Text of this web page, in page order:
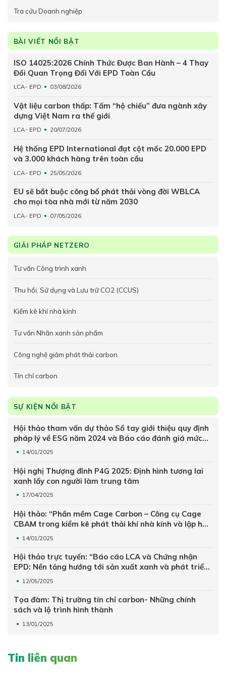
Tra cứu Doanh nghiệp
BÀI VIẾT NỔI BẬT
ISO 14025:2026 Chính Thức Được Ban Hành – 4 Thay
Đổi Quan Trọng Đối Với EPD Toàn Cầu
LCA- EPD 03/08/2026
Vật liệu carbon thấp: Tấm “hộ chiếu” đưa ngành xây
dựng Việt Nam ra thế giới
LCA- EPD 20/07/2026
Hệ thống EPD International đạt cột mốc 20.000 EPD
và 3.000 khách hàng trên toàn cầu
LCA- EPD 25/05/2026
EU sẽ bắt buộc công bố phát thải vòng đời WBLCA
cho mọi tòa nhà mới từ năm 2030
LCA- EPD 07/05/2026
GIẢI PHÁP NETZERO
Tư vấn Công trình xanh
Thu hồi, Sử dụng và Lưu trữ CO2 (CCUS)
Kiểm kê khí nhà kính
Tư vấn Nhãn xanh sản phẩm
Công nghệ giảm phát thải carbon
Tín chỉ carbon
SỰ KIỆN NỔI BẬT
Hội thảo tham vấn dự thảo Sổ tay giới thiệu quy định
pháp lý về ESG năm 2024 và Báo cáo đánh giá mức
độ thực hành ESG trong doanh nghiệp
14/01/2025
Hội nghị Thượng đỉnh P4G 2025: Định hình tương lai
xanh lấy con người làm trung tâm
17/04/2025
Hội thảo: “Phần mềm Cage Carbon – Công cụ Cage
CBAM trong kiểm kê phát thải khí nhà kính và lập hồ
sơ CBAM – Thuế carbon Châu Âu”
14/01/2025
Hội thảo trực tuyến: “Báo cáo LCA và Chứng nhận
EPD: Nền tảng hướng tới sản xuất xanh và phát triển
bền vững”
12/05/2025
Tọa đàm: Thị trường tín chỉ carbon- Những chính
sách và lộ trình hình thành
13/01/2025
Tin liên quan